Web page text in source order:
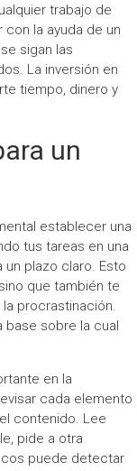
trabajo de
la ayuda de un
sigan las
La inversión en
tiempo, dinero y
un
establecer una
tus tareas en una
plazo claro. Esto
que también te
procrastinación.
base sobre la cual
en la
cada elemento
contenido. Lee
pide a otra
puede detectar